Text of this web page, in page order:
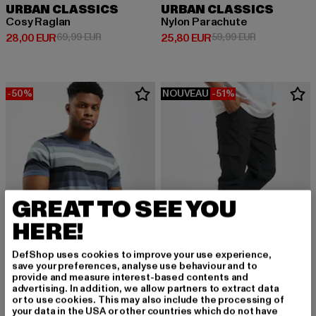
URBAN CLASSICS
Cosy Raglan
28,00 EUR
Prix courant: 28,00 EUR
69,99 EURPrix en promotion: 69,99 EUR
URBAN CLASSICS
Nylon Parachute
25,80 EUR
Prix courant: 25,80 EUR
59,99 EURPrix en
-50%
URBAN CLASSICS
Yarn Dyed Sunrise Stripe
NOUVEAU -51%
URBAN CLASSICS
Cargo Nylon
GREAT TO SEE YOU
HERE!
DefShop uses cookies to improve your use experience,
save your preferences, analyse use behaviour and to
provide and measure interest-based contents and
advertising. In addition, we allow partners to extract data
or to use cookies. This may also include the processing of
your data in the USA or other countries which do not have